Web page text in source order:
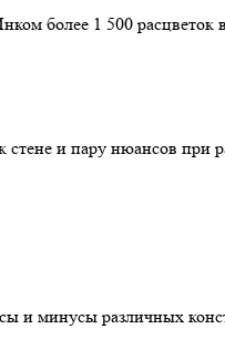
более 1 500 расцветок
стене и пару нюансов при
и минусы различных